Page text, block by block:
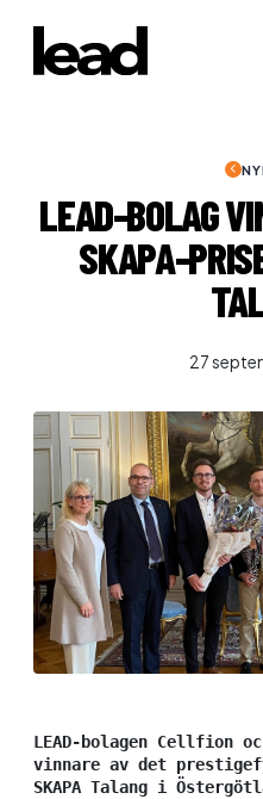
LEAD-BOLAG
SKAPA-
27
LEAD-bolagen Cellfion
vinnare av det
SKAPA Talang i